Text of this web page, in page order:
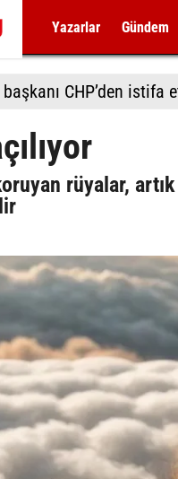
Yazarlar Gündem
CHP’den istifa
rüyalar, artık